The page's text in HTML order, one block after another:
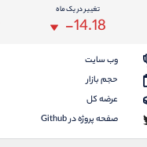
تغییر در یک ماه
-14.18
وب سایت
حجم بازار
عرضه کل
صفحه پروژه در Github